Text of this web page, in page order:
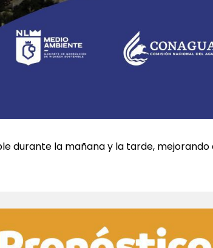
durante la mañana y la tarde, mejorando